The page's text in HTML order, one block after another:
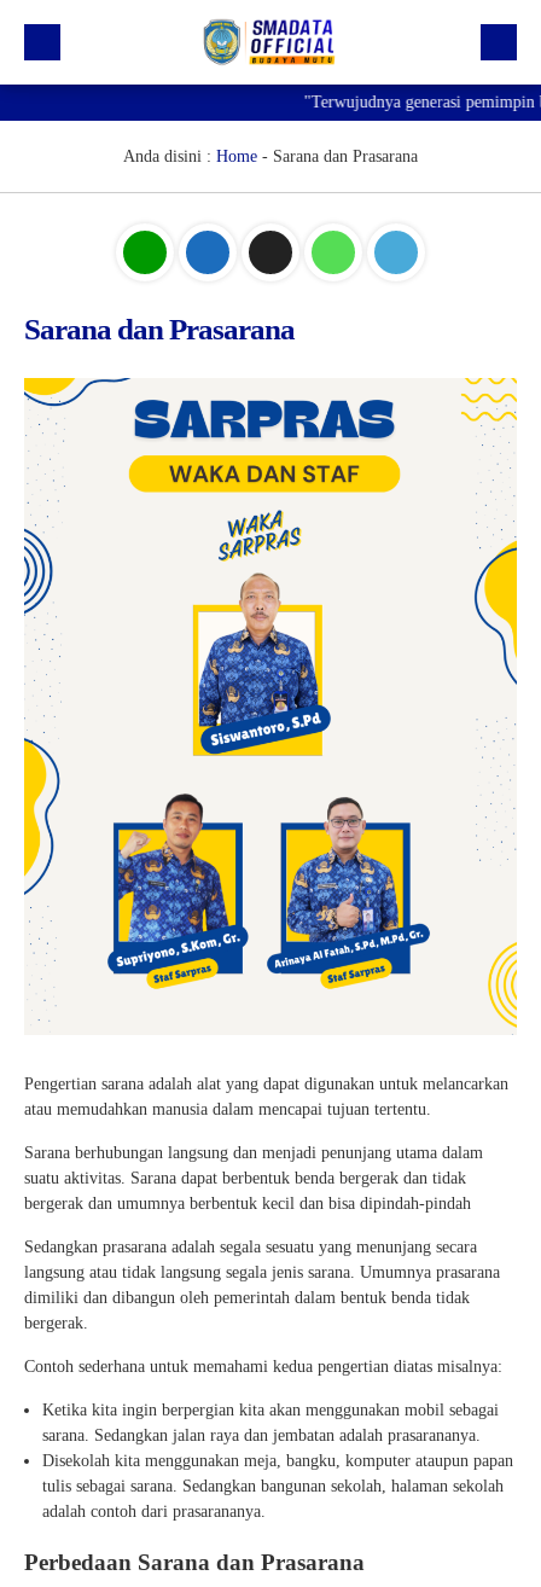
Kegiatan
Saluran Resmi WA
"Terwujudnya generasi pemimpin
Anda disini : Home - Sarana dan Prasarana
Sarana dan Prasarana
Pengertian sarana adalah alat yang dapat digunakan untuk melancarkan
atau memudahkan manusia dalam mencapai tujuan tertentu.
Sarana berhubungan langsung dan menjadi penunjang utama dalam
suatu aktivitas. Sarana dapat berbentuk benda bergerak dan tidak
bergerak dan umumnya berbentuk kecil dan bisa dipindah-pindah
Sedangkan prasarana adalah segala sesuatu yang menunjang secara
langsung atau tidak langsung segala jenis sarana. Umumnya prasarana
dimiliki dan dibangun oleh pemerintah dalam bentuk benda tidak
bergerak.
Contoh sederhana untuk memahami kedua pengertian diatas misalnya:
Ketika kita ingin berpergian kita akan menggunakan mobil sebagai
sarana. Sedangkan jalan raya dan jembatan adalah prasarananya.
Disekolah kita menggunakan meja, bangku, komputer ataupun papan
tulis sebagai sarana. Sedangkan bangunan sekolah, halaman sekolah
adalah contoh dari prasarananya.
Perbedaan Sarana dan Prasarana